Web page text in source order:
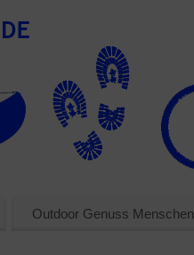
Outdoor Genuss Menschen